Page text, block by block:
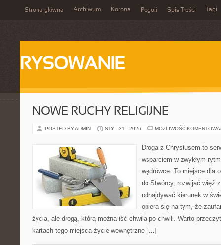
Strona główna Archiwum Korona Pogoń Spis Treści Tagi
RYSOWANIE
NOWE RUCHY RELIGIJNE
POSTED BY ADMIN STY - 31 - 2026 MOŻLIWOŚĆ
Droga z Chrystusem to
wsparciem w zwykłym
wędrówce. To miejsce dla
do Stwórcy, rozwijać więź
odnajdywać kierunek w
opiera się na tym, że
życia, ale drogą, którą można iść chwila po chwili. Warto
kartach tego miejsca życie wewnętrzne […]